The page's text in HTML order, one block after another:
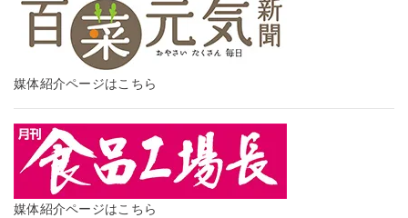
媒体紹介ページはこちら
媒体紹介ページはこちら